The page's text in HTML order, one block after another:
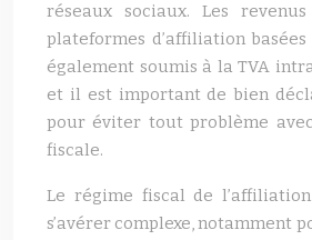
réseaux sociaux. Les
plateformes d’affiliation
également soumis à la TVA
et il est important de bien
pour éviter tout problème
fiscale.
Le régime fiscal de
s’avérer complexe, notamment